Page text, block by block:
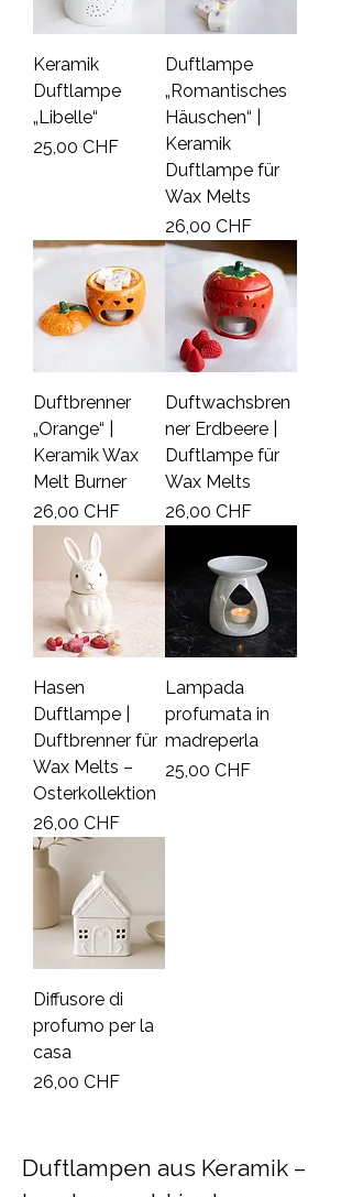
Keramik
Duftlampe
„Libelle“
Prezzo
25,00 CHF
Duftlampe
„Romantisches
Häuschen“ |
Keramik
Duftlampe für
Wax Melts
Prezzo
26,00 CHF
Duftbrenner
„Orange“ |
Keramik Wax
Melt Burner
Prezzo
26,00 CHF
Duftwachsbren
ner Erdbeere |
Duftlampe für
Wax Melts
Prezzo
26,00 CHF
Hasen
Duftlampe |
Duftbrenner für
Wax Melts –
Osterkollektion
Prezzo
26,00 CHF
Lampada
profumata in
madreperla
Prezzo
25,00 CHF
Diffusore di
profumo per la
casa
Prezzo
26,00 CHF
Duftlampen aus Keramik –